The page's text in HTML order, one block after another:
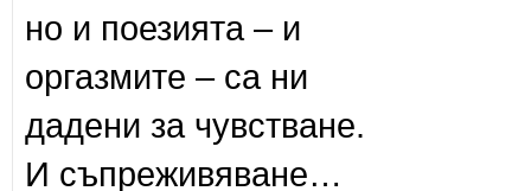
но и поезията – и
оргазмите – са ни
дадени за чувстване.
И съпреживяване…